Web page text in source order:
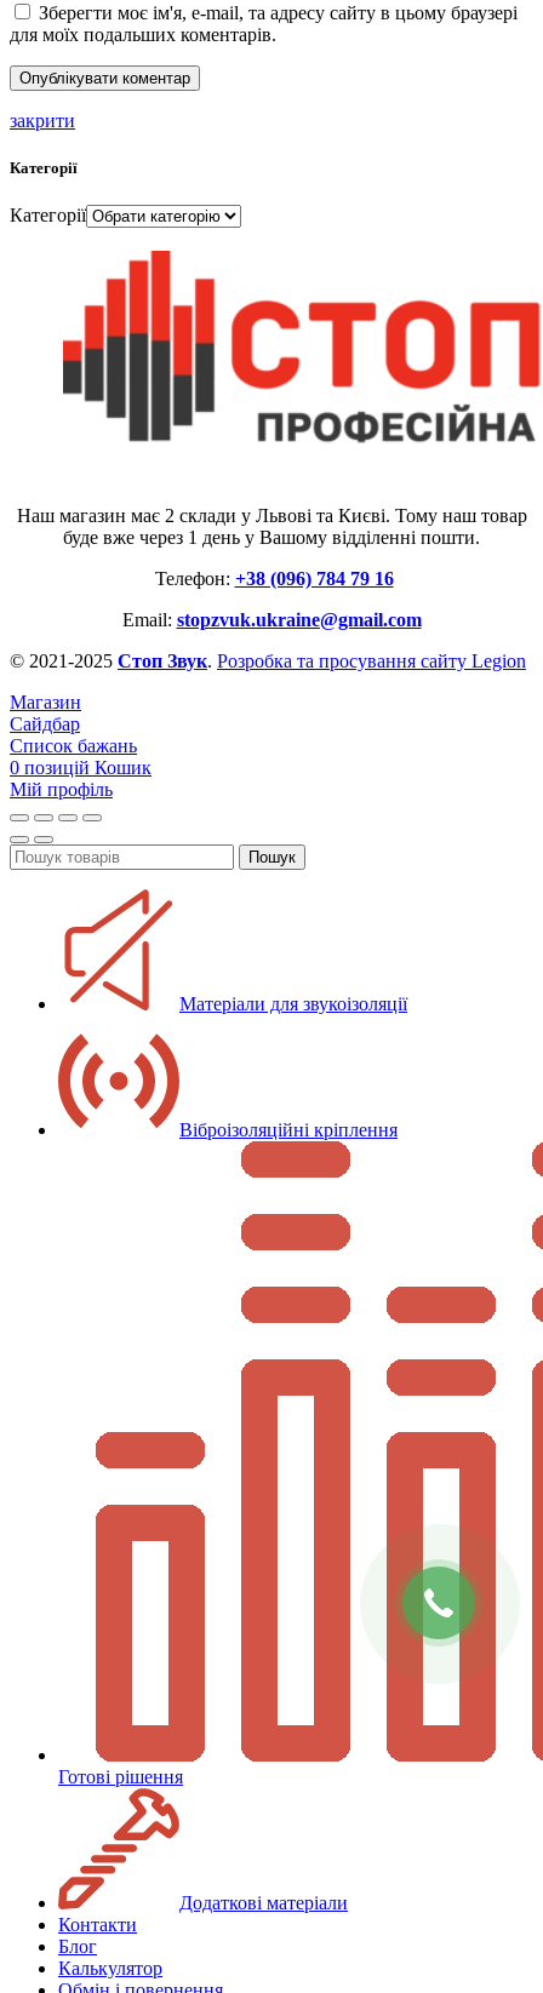
Зберегти моє ім'я, e-mail, та адресу сайту в цьому браузері
для моїх подальших коментарів.
закрити
Категорії
Категорії
Наш магазин має 2 склади у Львові та Києві. Тому наш товар
буде вже через 1 день у Вашому відділенні пошти.
Телефон: +38 (096) 784 79 16
Email: stopzvuk.ukraine@gmail.com
© 2021-2025 Стоп Звук. Розробка та просування сайту Legion
Магазин
Сайдбар
Список бажань
0 позицій Кошик
Мій профіль
Пошук
Матеріали для звукоізоляції
Віброізоляційні кріплення
Готові рішення
Додаткові матеріали
Контакти
Блог
Калькулятор